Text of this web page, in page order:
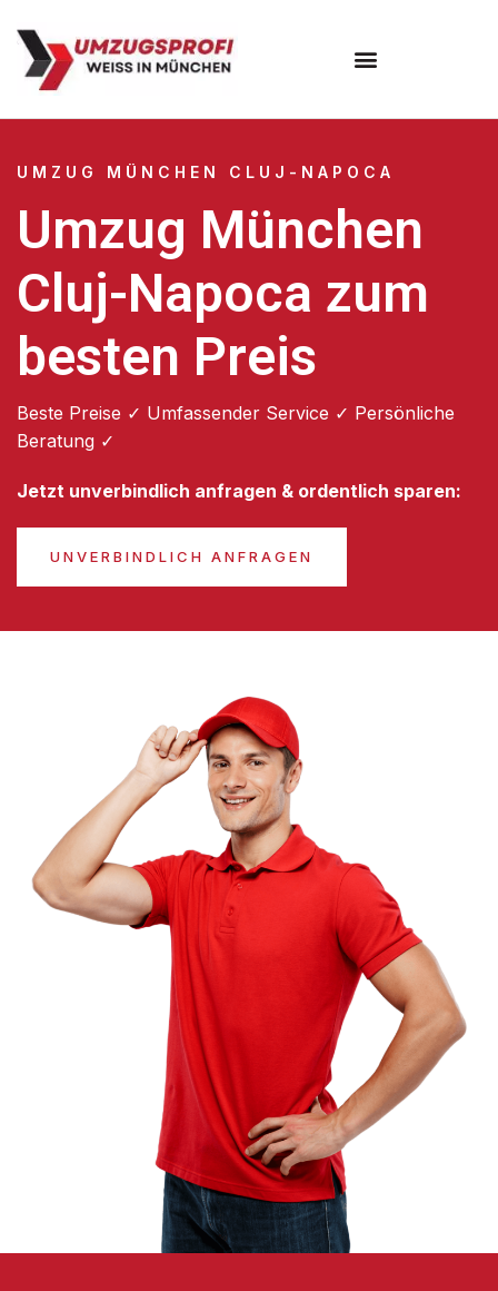
UMZUG MÜNCHEN CLUJ-NAPOCA
Umzug München
Cluj-Napoca zum
besten Preis
Beste Preise ✓ Umfassender Service ✓ Persönliche
Beratung ✓
Jetzt unverbindlich anfragen & ordentlich sparen:
UNVERBINDLICH ANFRAGEN